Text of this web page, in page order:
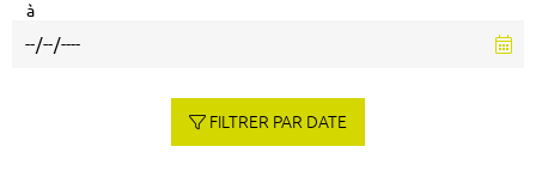
à
FILTRER PAR DATE